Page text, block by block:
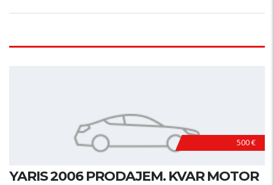
500 €
YARIS 2006 PRODAJEM. KVAR MOTOR